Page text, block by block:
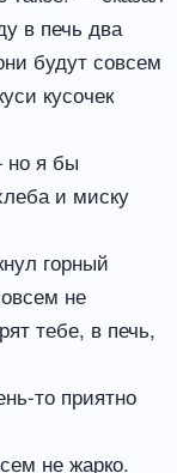
в печь два
будут совсем
кусочек
я бы
и миску
горный
не
тебе, в печь,
то приятно
не жарко.